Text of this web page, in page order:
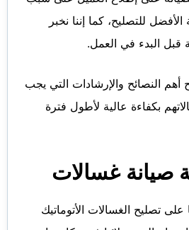
للتصليح، كما إننا نخبر
قبل البدء في العمل.
النصائح والإرشادات التي يجب
بكفاءة عالية لأطول فترة
غسالات
تصليح الغسالات الأتوماتيك